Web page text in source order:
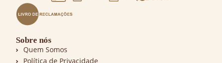
Sobre nós
Quem Somos
Política de Privacidade